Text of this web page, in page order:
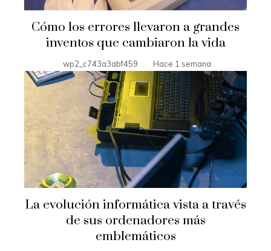
Cómo los errores llevaron a grandes
inventos que cambiaron la vida
wp2_c743a3abf459 Hace 1 semana
La evolución informática vista a través
de sus ordenadores más
emblemáticos